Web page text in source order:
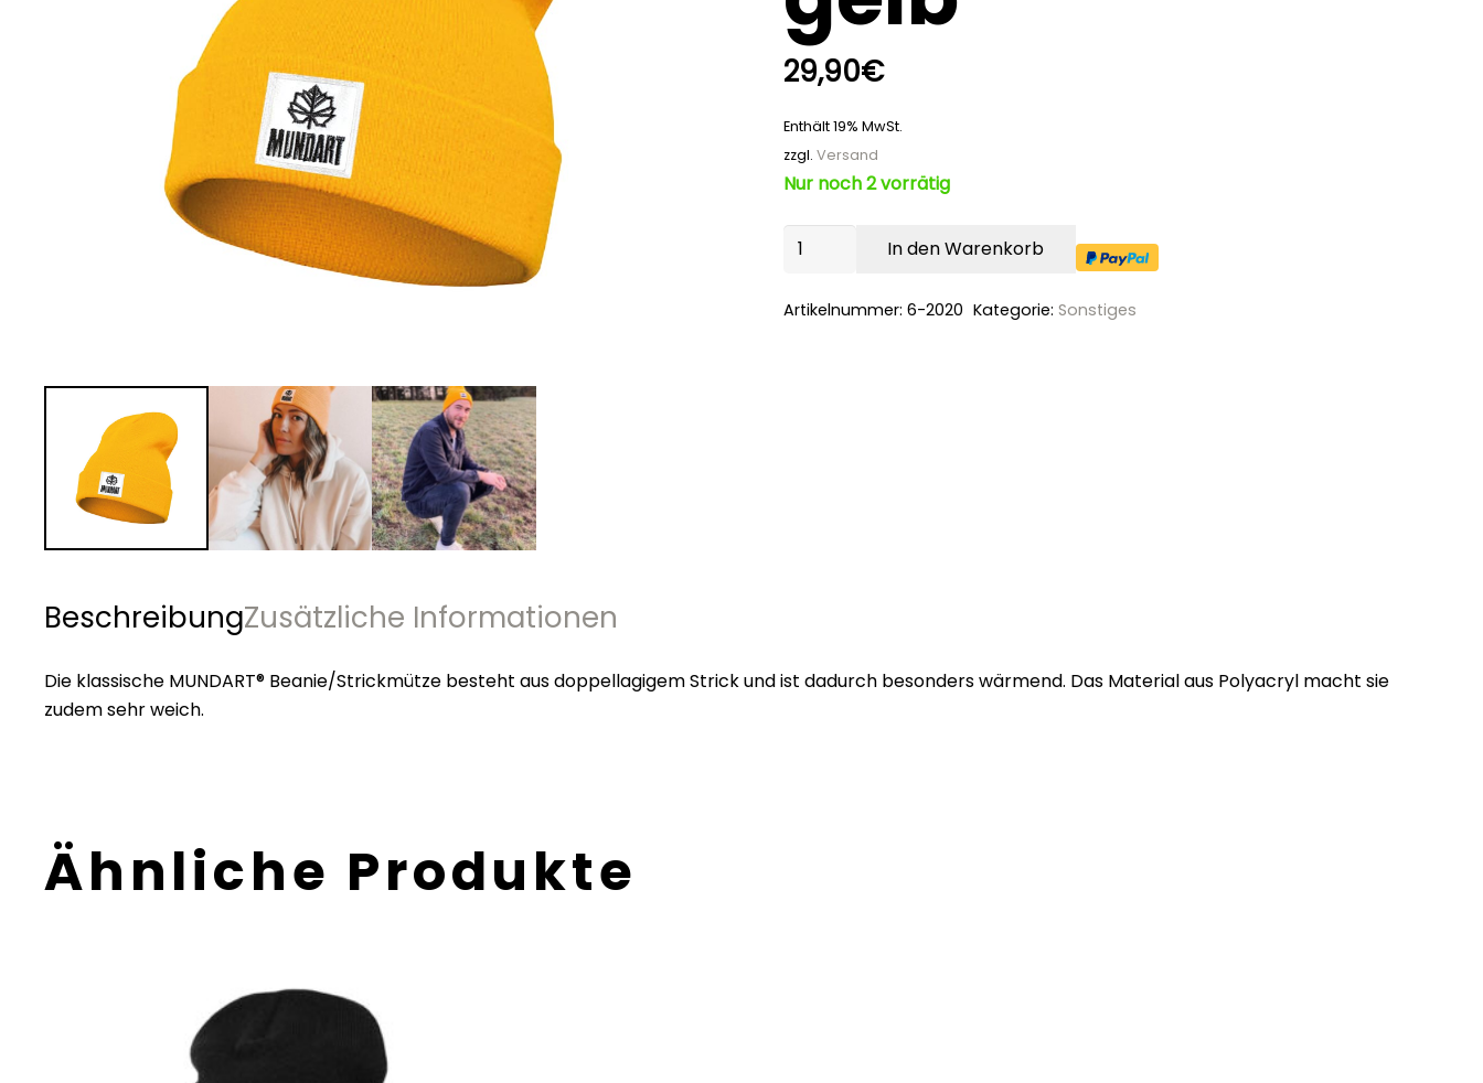
29,90€
Enthält 19% MwSt.
zzgl. Versand
Nur noch 2 vorrätig
MUNDART®
Menge
In den Warenkorb
Artikelnummer: 6-2020 Kategorie: Sonstiges
BeschreibungZusätzliche Informationen
Die klassische MUNDART® Beanie/Strickmütze besteht aus doppellagigem Strick und ist dadurch besonders wärmend. Das Material aus Polyacryl macht sie
zudem sehr weich.
Ähnliche Produkte